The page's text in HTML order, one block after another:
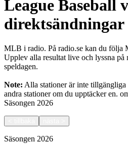
League Baseball
MLB i radio. På radio.se kan du följa
Upplev alla resultat live och lyssna på
speldagen.
Note: Alla stationer är inte
andra stationer om du upptäcker en.
Säsongen 2026
Säsongen 2026